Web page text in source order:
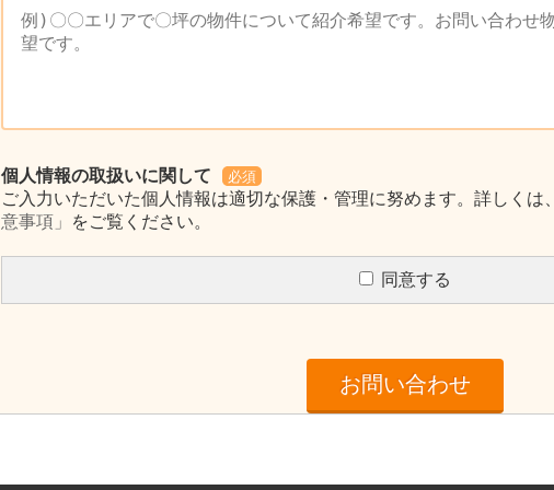
個人情報の取扱いに関して 必須
ご入力いただいた個人情報は適切な保護・管理に努めます。詳しくは、
意事項」
をご覧ください。
同意する